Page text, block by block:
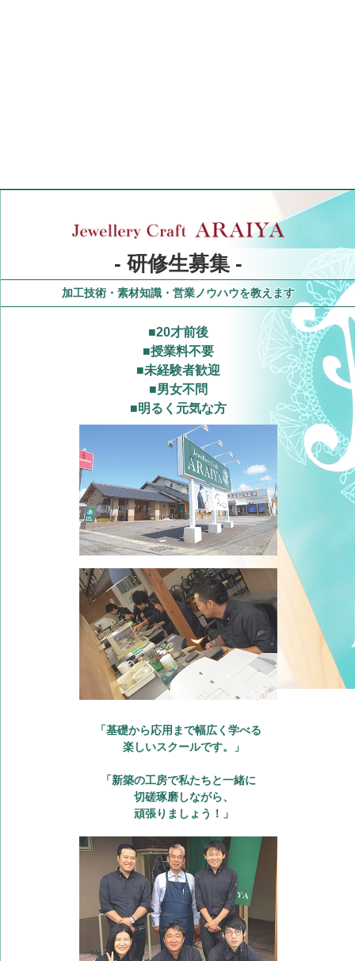
- 研修生募集 -
加工技術・素材知識・営業ノウハウを教えます
■20才前後
■授業料不要
■未経験者歓迎
■男女不問
■明るく元気な方
「基礎から応用まで幅広く学べる
楽しいスクールです。」
「新築の工房で私たちと一緒に
切磋琢磨しながら、
頑張りましょう！」